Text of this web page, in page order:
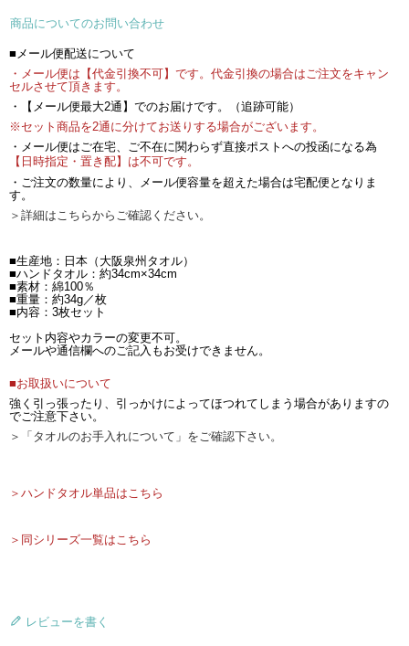
商品についてのお問い合わせ
■メール便配送について
・メール便は【代金引換不可】です。代金引換の場合はご注文をキャン
セルさせて頂きます。
・【メール便最大2通】でのお届けです。（追跡可能）
※セット商品を2通に分けてお送りする場合がございます。
・メール便はご在宅、ご不在に関わらず直接ポストへの投函になる為
【日時指定・置き配】は不可です。
・ご注文の数量により、メール便容量を超えた場合は宅配便となりま
す。
＞詳細はこちらからご確認ください。
■生産地：日本（大阪泉州タオル）
■ハンドタオル：約34cm×34cm
■素材：綿100％
■重量：約34g／枚
■内容：3枚セット
セット内容やカラーの変更不可。
メールや通信欄へのご記入もお受けできません。
■お取扱いについて
強く引っ張ったり、引っかけによってほつれてしまう場合がありますの
でご注意下さい。
＞「タオルのお手入れについて」をご確認下さい。
＞ハンドタオル単品はこちら
＞同シリーズ一覧はこちら
レビューを書く